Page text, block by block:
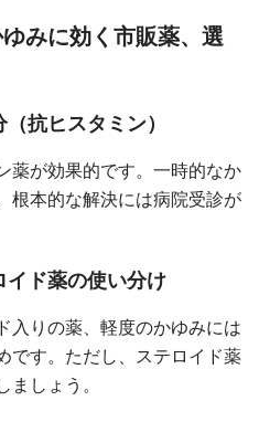
みに効く市販薬、選
抗ヒスタミン）
薬が効果的です。一時的なか
根本的な解決には病院受診が
イド薬の使い分け
入りの薬、軽度のかゆみには
です。ただし、ステロイド薬
ましょう。